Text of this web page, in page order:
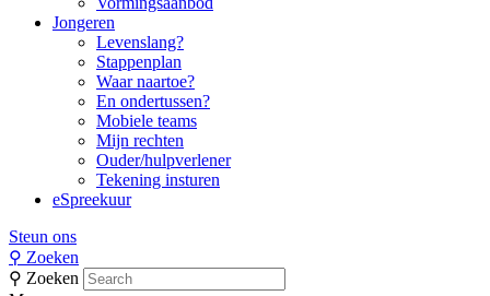
Jongeren
Levenslang?
Stappenplan
Waar naartoe?
En ondertussen?
Mobiele teams
Mijn rechten
Ouder/hulpverlener
Tekening insturen
eSpreekuur
Steun ons
⚲ Zoeken
⚲ Zoeken